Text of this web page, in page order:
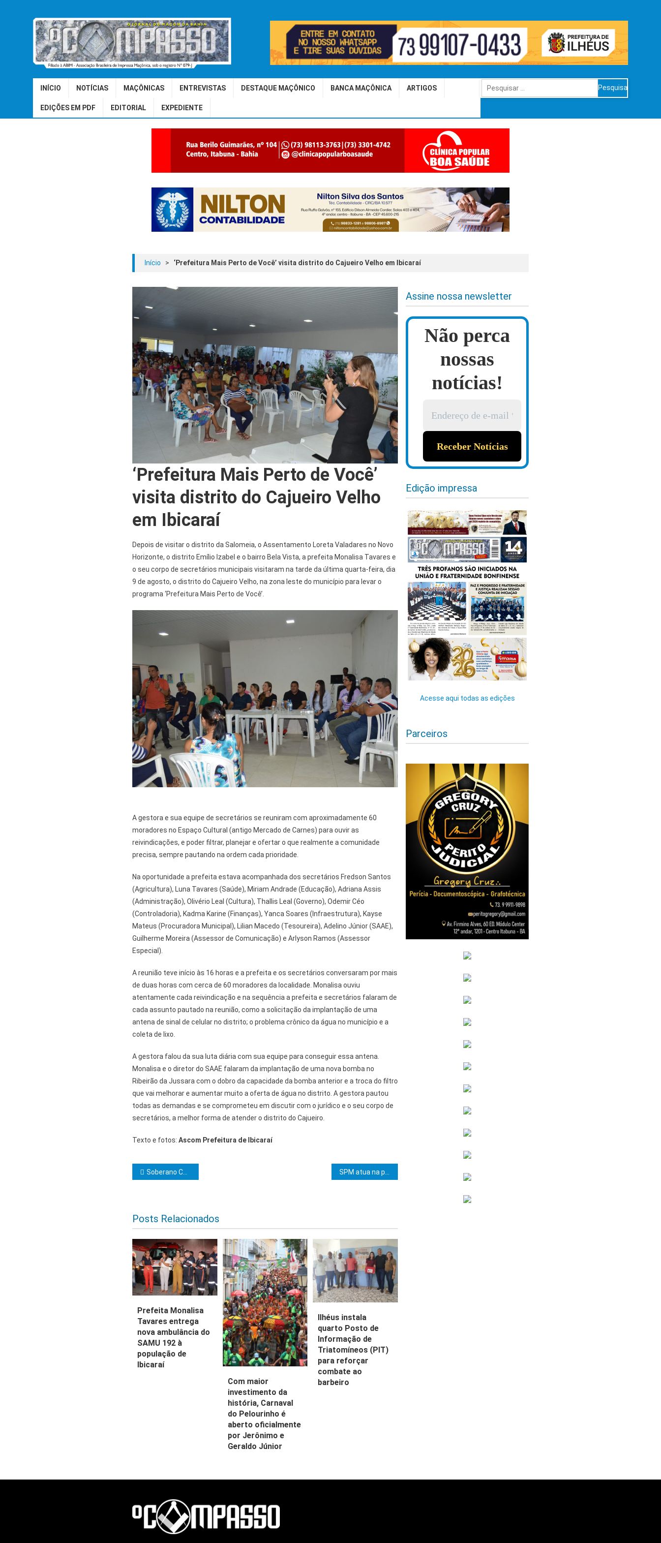
INÍCIO NOTÍCIAS MAÇÔNICAS ENTREVISTAS DESTAQUE MAÇÔNICO BANCA MAÇÔNICA ARTIGOS
EDIÇÕES EM PDF EDITORIAL EXPEDIENTE
Pesquisar
por:
Início > ‘Prefeitura Mais Perto de Você’ visita distrito do Cajueiro Velho em Ibicaraí
‘Prefeitura Mais Perto de Você’
visita distrito do Cajueiro Velho
em Ibicaraí
Depois de visitar o distrito da Salomeia, o Assentamento Loreta Valadares no Novo
Horizonte, o distrito Emílio Izabel e o bairro Bela Vista, a prefeita Monalisa Tavares e
o seu corpo de secretários municipais visitaram na tarde da última quarta-feira, dia
9 de agosto, o distrito do Cajueiro Velho, na zona leste do município para levar o
programa ‘Prefeitura Mais Perto de Você’.
A gestora e sua equipe de secretários se reuniram com aproximadamente 60
moradores no Espaço Cultural (antigo Mercado de Carnes) para ouvir as
reivindicações, e poder filtrar, planejar e ofertar o que realmente a comunidade
precisa, sempre pautando na ordem cada prioridade.
Na oportunidade a prefeita estava acompanhada dos secretários Fredson Santos
(Agricultura), Luna Tavares (Saúde), Miriam Andrade (Educação), Adriana Assis
(Administração), Olivério Leal (Cultura), Thallis Leal (Governo), Odemir Céo
(Controladoria), Kadma Karine (Finanças), Yanca Soares (Infraestrutura), Kayse
Mateus (Procuradora Municipal), Lilian Macedo (Tesoureira), Adelino Júnior (SAAE),
Guilherme Moreira (Assessor de Comunicação) e Arlyson Ramos (Assessor
Especial).
A reunião teve início às 16 horas e a prefeita e os secretários conversaram por mais
de duas horas com cerca de 60 moradores da localidade. Monalisa ouviu
atentamente cada reivindicação e na sequência a prefeita e secretários falaram de
cada assunto pautado na reunião, como a solicitação da implantação de uma
antena de sinal de celular no distrito; o problema crônico da água no município e a
coleta de lixo.
A gestora falou da sua luta diária com sua equipe para conseguir essa antena.
Monalisa e o diretor do SAAE falaram da implantação de uma nova bomba no
Ribeirão da Jussara com o dobro da capacidade da bomba anterior e a troca do filtro
que vai melhorar e aumentar muito a oferta de água no distrito. A gestora pautou
todas as demandas e se comprometeu em discutir com o jurídico e o seu corpo de
secretários, a melhor forma de atender o distrito do Cajueiro.
Texto e fotos: Ascom Prefeitura de Ibicaraí
Navegação de Post
Soberano Comendador Venâncio Igrejas 2ª divulga programação de iniciações para 2023
Posts Relacionados
Prefeita Monalisa
Tavares entrega
nova ambulância do
SAMU 192 à
população de
Ibicaraí
Com maior
investimento da
história, Carnaval
do Pelourinho é
aberto oficialmente
por Jerônimo e
Geraldo Júnior
Ilhéus instala
quarto Posto de
Informação de
Triatomíneos (PIT)
para reforçar
combate ao
barbeiro
Assine nossa newsletter
Não perca
nossas
notícias!
Edição impressa
Acesse aqui todas as edições
Parceiros